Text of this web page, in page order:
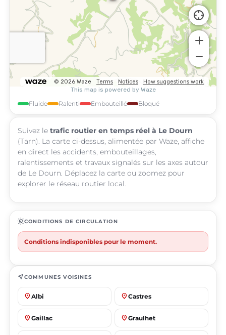
Fluide Ralenti Embouteillé Bloqué
Suivez le trafic routier en temps réel à Le Dourn
(Tarn). La carte ci-dessus, alimentée par Waze, affiche
en direct les accidents, embouteillages,
ralentissements et travaux signalés sur les axes autour
de Le Dourn. Déplacez la carte ou zoomez pour
explorer le réseau routier local.
routineCONDITIONS DE CIRCULATION
Conditions indisponibles pour le moment.
near_meCOMMUNES VOISINES
place Albi place Castres
place Gaillac place Graulhet